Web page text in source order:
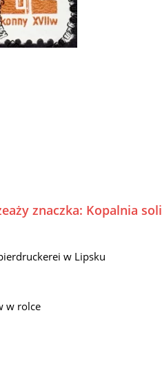
znaczka: Kopalnia soli
w Lipsku
w rolce